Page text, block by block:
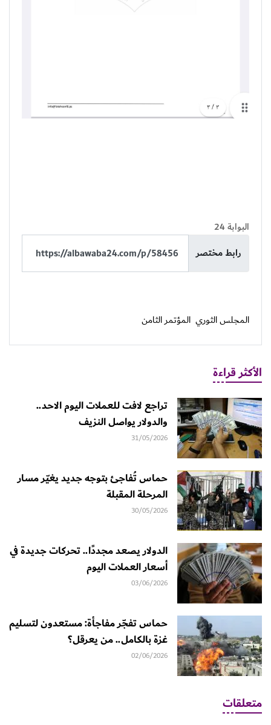
البوابة 24
رابط مختصر
المجلس الثوري المؤتمر الثامن
الأكثر قراءة
تراجع لافت للعملات اليوم الاحد..
والدولار يواصل النزيف
31/05/2026
حماس تُفاجئ بتوجه جديد يغيّر مسار
المرحلة المقبلة
30/05/2026
الدولار يصعد مجددًا.. تحركات جديدة في
أسعار العملات اليوم
03/06/2026
حماس تفجّر مفاجأة: مستعدون لتسليم
غزة بالكامل.. من يعرقل؟
02/06/2026
متعلقات